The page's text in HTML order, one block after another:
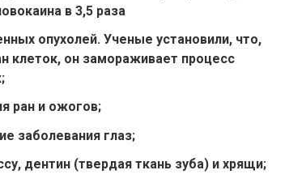
в 3,5 раза
опухолей. Ученые установили, что,
клеток, он замораживает процесс
ран и ожогов;
заболевания глаз;
дентин (твердая ткань зуба) и хрящи;